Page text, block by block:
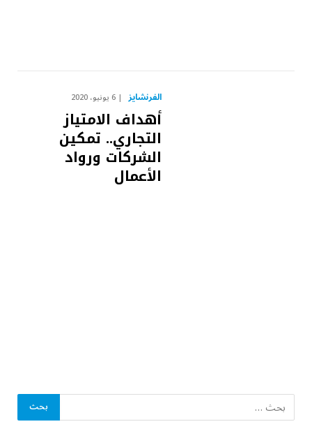
الفرنشايز 6 يونيو، 2020
أهداف الامتياز
التجاري.. تمكين
الشركات ورواد
الأعمال